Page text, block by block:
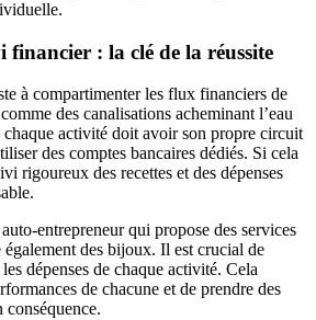
financier : la clé de la réussite
à compartimenter les flux financiers de
des canalisations acheminant l’eau
chaque activité doit avoir son propre circuit
des comptes bancaires dédiés. Si cela
rigoureux des recettes et des dépenses
entrepreneur qui propose des services
des bijoux. Il est crucial de
dépenses de chaque activité. Cela
de chacune et de prendre des
conséquence.